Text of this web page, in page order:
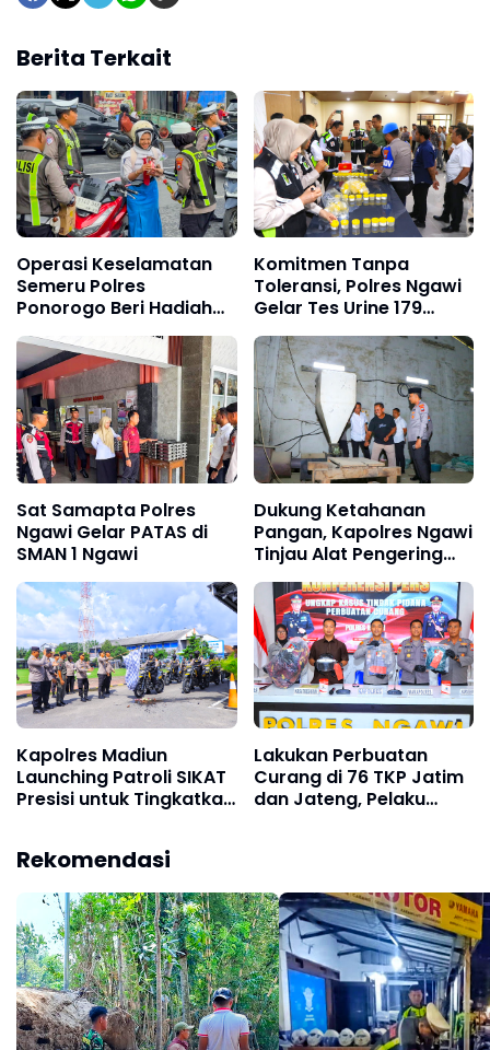
Berita Terkait
Operasi Keselamatan
Semeru Polres
Ponorogo Beri Hadiah
Helm dan Cokelat
Pengendara Tertib
Komitmen Tanpa
Toleransi, Polres Ngawi
Gelar Tes Urine 179
Personel
Sat Samapta Polres
Ngawi Gelar PATAS di
SMAN 1 Ngawi
Dukung Ketahanan
Pangan, Kapolres Ngawi
Tinjau Alat Pengering
Padi di Padas
Kapolres Madiun
Launching Patroli SIKAT
Presisi untuk Tingkatkan
Lakukan Perbuatan
Curang di 76 TKP Jatim
dan Jateng, Pelaku
Rekomendasi